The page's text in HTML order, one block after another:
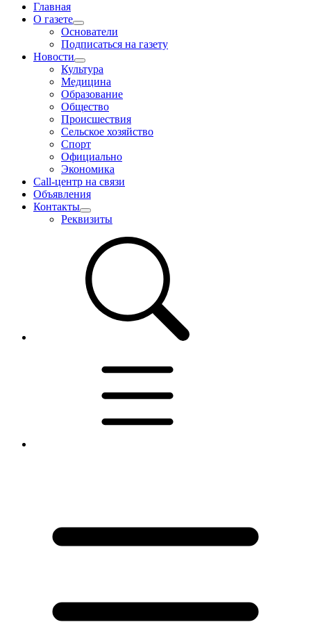
Главная
О газете
Основатели
Подписаться на газету
Новости
Культура
Медицина
Образование
Общество
Происшествия
Сельское хозяйство
Спорт
Официально
Экономика
Call-центр на связи
Объявления
Контакты
Реквизиты